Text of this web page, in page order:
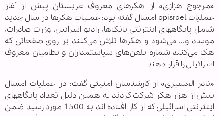
«مرجوج هزازی» از هکرهای معروف عربستان پیش از آغاز
عملیات opisrael امسال گفته بود: عملیات هکرها در سال جدید
شامل پایگاههای اینترنتی بانک‌ها، رادیو اسرائیل، وزارت صادرات،
موساد و... می‌شود و هکرها تلاش می‌کنند بر روی صفحاتی که
هک می‌کنند شماره تلفن‌های سیاستمداران و نظامیان معروف
اسرائیلی را قرار دهند.
«نادر العسیری» از کارشناسان امنیتی گفت: در عملیات امسال
بیش از هزار هکر شرکت کردند به همین دلیل تعداد پایگاههای
اینترنتی اسرائیلی که از کار افتاده اند به 1500 مورد رسید ضمن